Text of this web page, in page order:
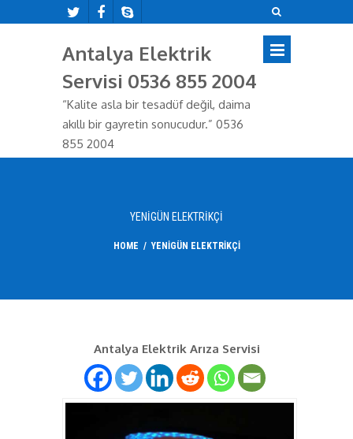
Antalya Elektrik
Servisi 0536 855 2004
“Kalite asla bir tesadüf değil, daima
akıllı bir gayretin sonucudur.” 0536
855 2004
YENIGÜN ELEKTRIKÇI
HOME / YENIGÜN ELEKTRIKÇI
Antalya Elektrik Arıza Servisi